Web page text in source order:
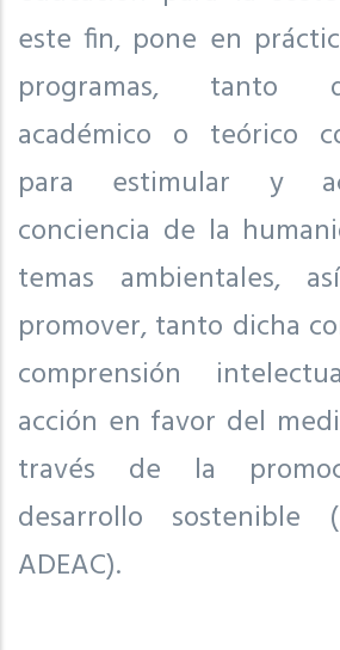
este fin, pone en
programas, tanto
académico o teórico
para estimular y
conciencia de la
temas ambientales,
promover, tanto dicha
comprensión
acción en favor del
través de la
desarrollo sostenible
ADEAC).